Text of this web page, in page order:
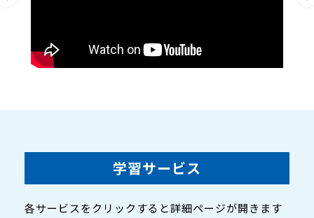
学習サービス
各サービスをクリックすると詳細ページが開きます